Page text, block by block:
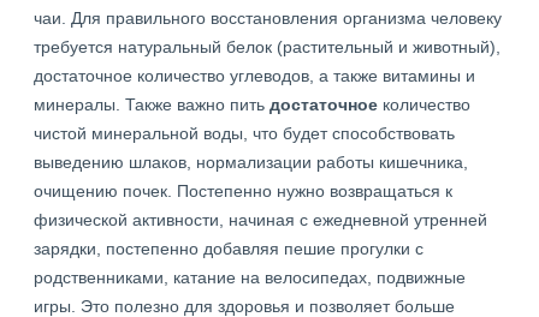
чаи. Для правильного восстановления организма человеку
требуется натуральный белок (растительный и животный),
достаточное количество углеводов, а также витамины и
минералы. Также важно пить достаточное количество
чистой минеральной воды, что будет способствовать
выведению шлаков, нормализации работы кишечника,
очищению почек. Постепенно нужно возвращаться к
физической активности, начиная с ежедневной утренней
зарядки, постепенно добавляя пешие прогулки с
родственниками, катание на велосипедах, подвижные
игры. Это полезно для здоровья и позволяет больше